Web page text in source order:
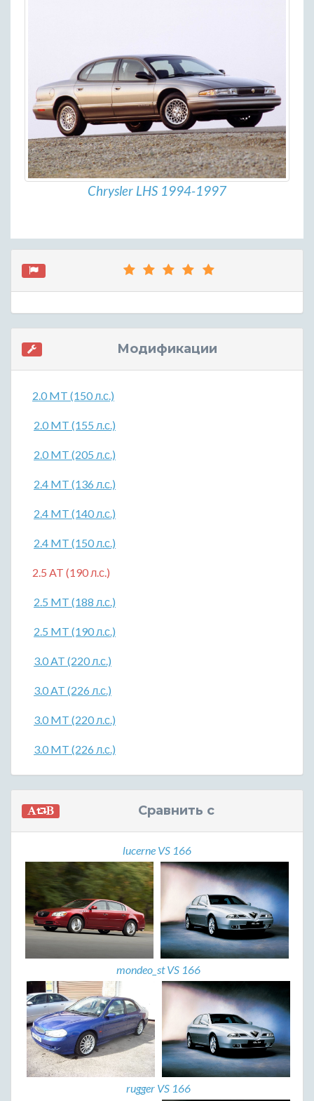
Chrysler LHS 1994-1997
Модификации
2.0 MT (150 л.с.)
2.0 MT (155 л.с.)
2.0 MT (205 л.с.)
2.4 MT (136 л.с.)
2.4 MT (140 л.с.)
2.4 MT (150 л.с.)
2.5 AT (190 л.с.)
2.5 MT (188 л.с.)
2.5 MT (190 л.с.)
3.0 AT (220 л.с.)
3.0 AT (226 л.с.)
3.0 MT (220 л.с.)
3.0 MT (226 л.с.)
Сравнить с
lucerne VS 166
mondeo_st VS 166
rugger VS 166